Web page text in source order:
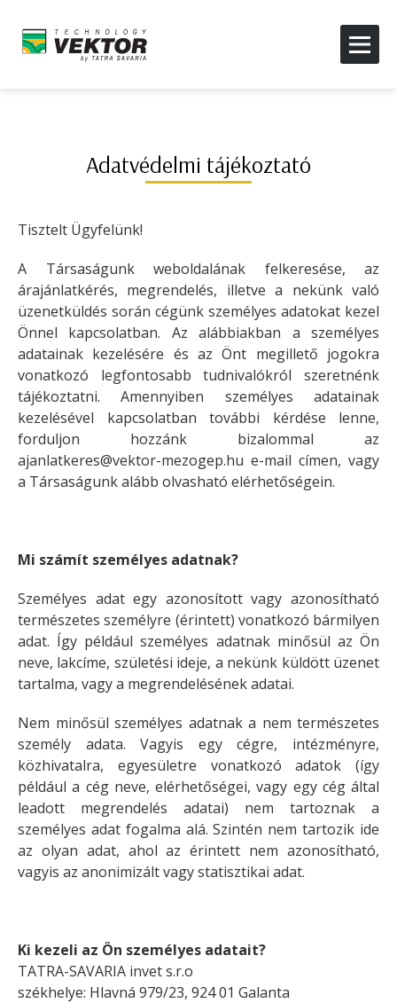
Adatvédelmi tájékoztató
Tisztelt Ügyfelünk!
A Társaságunk weboldalának felkeresése, az
árajánlatkérés, megrendelés, illetve a nekünk való
üzenetküldés során cégünk személyes adatokat kezel
Önnel kapcsolatban. Az alábbiakban a személyes
adatainak kezelésére és az Önt megillető jogokra
vonatkozó legfontosabb tudnivalókról szeretnénk
tájékoztatni. Amennyiben személyes adatainak
kezelésével kapcsolatban további kérdése lenne,
forduljon hozzánk bizalommal az
ajanlatkeres@vektor-mezogep.hu e-mail címen, vagy
a Társaságunk alább olvasható elérhetőségein.
Mi számít személyes adatnak?
Személyes adat egy azonosított vagy azonosítható
természetes személyre (érintett) vonatkozó bármilyen
adat. Így például személyes adatnak minősül az Ön
neve, lakcíme, születési ideje, a nekünk küldött üzenet
tartalma, vagy a megrendelésének adatai.
Nem minősül személyes adatnak a nem természetes
személy adata. Vagyis egy cégre, intézményre,
közhivatalra, egyesületre vonatkozó adatok (így
például a cég neve, elérhetőségei, vagy egy cég által
leadott megrendelés adatai) nem tartoznak a
személyes adat fogalma alá. Szintén nem tartozik ide
az olyan adat, ahol az érintett nem azonosítható,
vagyis az anonimizált vagy statisztikai adat.
Ki kezeli az Ön személyes adatait?
TATRA-SAVARIA invet s.r.o
székhelye: Hlavná 979/23, 924 01 Galanta